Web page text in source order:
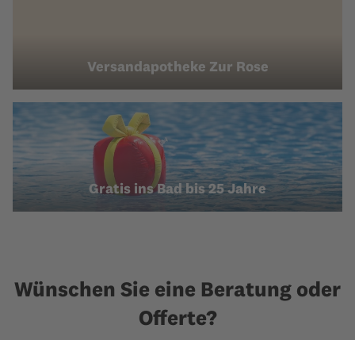
Versandapotheke Zur Rose
Gratis ins Bad bis 25 Jahre
Wünschen Sie eine Beratung oder
Offerte?